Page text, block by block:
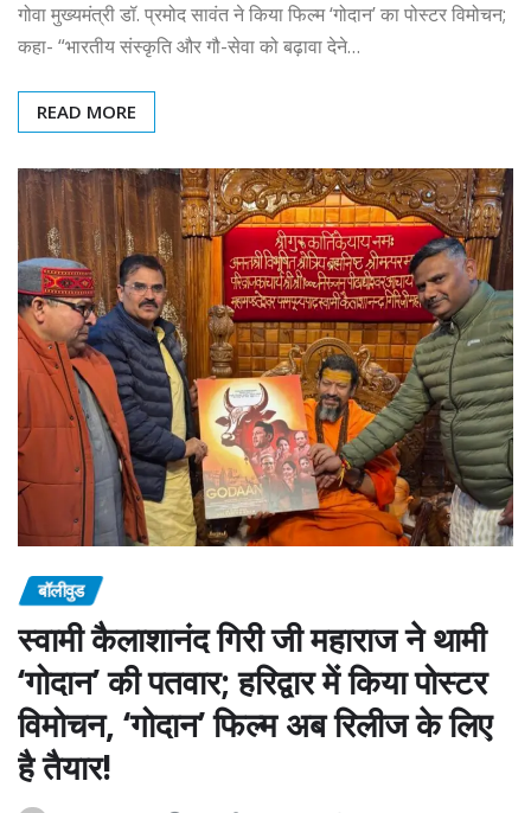
गोवा मुख्यमंत्री डॉ. प्रमोद सावंत ने किया फिल्म ‘गोदान’ का पोस्टर विमोचन;
कहा- “भारतीय संस्कृति और गौ-सेवा को बढ़ावा देने…
READ MORE
बॉलीवुड
स्वामी कैलाशानंद गिरी जी महाराज ने थामी
‘गोदान’ की पतवार; हरिद्वार में किया पोस्टर
विमोचन, ‘गोदान’ फिल्म अब रिलीज के लिए
है तैयार!